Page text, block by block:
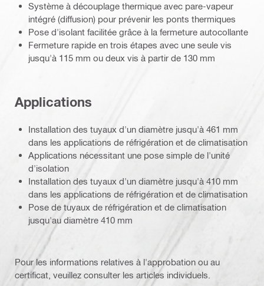
Système à découplage thermique avec pare-vapeur
intégré (diffusion) pour prévenir les ponts thermiques
Pose d'isolant facilitée grâce à la fermeture autocollante
Fermeture rapide en trois étapes avec une seule vis
jusqu'à 115 mm ou deux vis à partir de 130 mm
Applications
Installation des tuyaux d'un diamètre jusqu'à 461 mm
dans les applications de réfrigération et de climatisation
Applications nécessitant une pose simple de l'unité
d'isolation
Installation des tuyaux d'un diamètre jusqu'à 410 mm
dans les applications de réfrigération et de climatisation
Pose de tuyaux de réfrigération et de climatisation
jusqu'au diamètre 410 mm
Pour les informations relatives à l'approbation ou au
certificat, veuillez consulter les articles individuels.